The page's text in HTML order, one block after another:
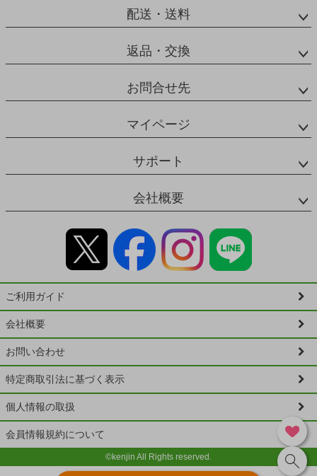
配送・送料
返品・交換
お問合せ先
マイページ
サポート
会社概要
ご利用ガイド
会社概要
お問い合わせ
特定商取引法に基づく表示
個人情報の取扱
会員情報規約について
©kenjin All Rights reserved.